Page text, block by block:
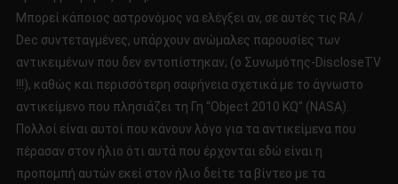
Μπορεί κάποιος αστρονόμος να ελέγξει αν, σε αυτές τις RA /
Dec συντεταγμένες, υπάρχουν ανώμαλες παρουσίες των
αντικειμένων που δεν εντοπίστηκαν; (ο Συνωμότης-DiscloseTV
!!!), καθώς και περισσότερη σαφήνεια σχετικά με το άγνωστο
αντικείμενο που πλησιάζει τη Γη “Object 2010 KQ” (NASA).
Πολλοί είναι αυτοί που κάνουν λόγο για τα αντικείμενα που
πέρασαν στον ήλιο ότι αυτά που έρχονται εδώ είναι η
προπομπή αυτών εκεί στον ήλιο δείτε τα βίντεο με τα